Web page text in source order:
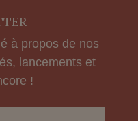
à propos de nos
lancements et
!